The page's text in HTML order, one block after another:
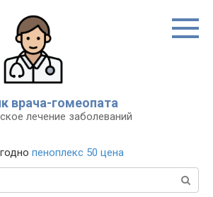
врача-гомеопата
лечение заболеваний
пеноплекс 50 цена